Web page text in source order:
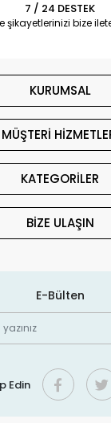
7 / 24 DESTEK
şikayetlerinizi bize
KURUMSAL
MÜŞTERİ
KATEGORİLER
BİZE ULAŞIN
E-Bülten
Edin